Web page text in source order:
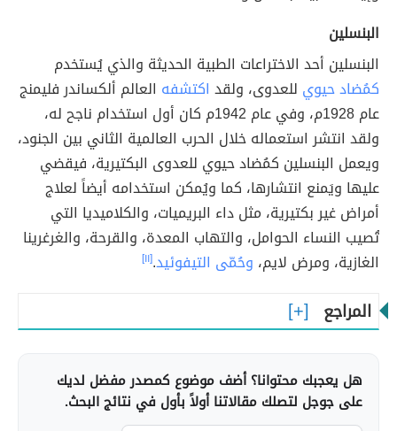
البنسلين
البنسلين أحد الاختراعات الطبية الحديثة والذي يُستخدم
كمُضاد حيوي للعدوى، ولقد اكتشفه العالم ألكساندر فليمنج
عام 1928م، وفي عام 1942م كان أول استخدام ناجح له،
ولقد انتشر استعماله خلال الحرب العالمية الثاني بين الجنود،
ويعمل البنسلين كمُضاد حيوي للعدوى البكتيرية، فيقضي
عليها ويَمنع انتشارها، كما ويُمكن استخدامه أيضاً لعلاج
أمراض غير بكتيرية، مثل داء البريميات، والكلاميديا التي
تُصيب النساء الحوامل، والتهاب المعدة، والقرحة، والغرغرينا
الغازية، ومرض لايم، وحُمّى التيفوئيد.[١١]
المراجع
هل يعجبك محتوانا؟ أضف موضوع كمصدر مفضل لديك
على جوجل لتصلك مقالاتنا أولاً بأول في نتائج البحث.